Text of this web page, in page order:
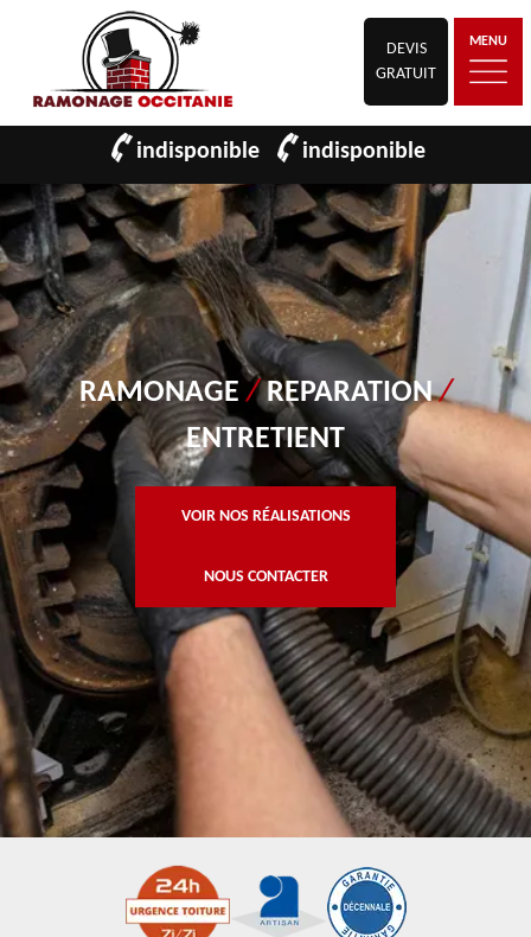
DEVIS
GRATUIT
MENU
indisponible indisponible
RAMONAGE/REPARATION/
ENTRETIENT
VOIR NOS RÉALISATIONS
NOUS CONTACTER